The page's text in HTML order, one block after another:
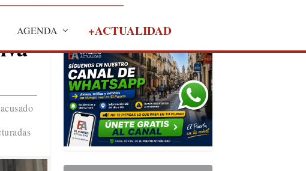
AGENDA +ACTUALIDAD
PUBLICIDAD